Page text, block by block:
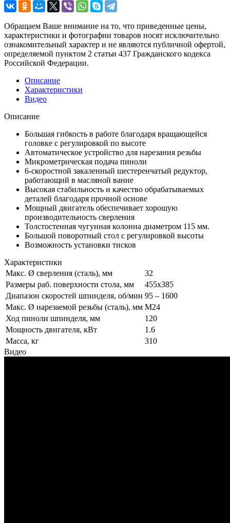
Обращаем Ваше внимание на то, что приведенные цены,
характеристики и фотографии товаров носят исключительно
ознакомительный характер и не являются публичной офертой,
определяемой пунктом 2 статьи 437 Гражданского кодекса
Российской Федерации.
Описание
Характеристики
Видео
Описание
Большая гибкость в работе благодаря вращающейся
головке с регулировкой по высоте
Автоматическое устройство для нарезания резьбы
Микрометрическая подача пиноли
6-скоростной закаленный шестеренчатый редуктор,
работающий в масляной ванне
Высокая стабильность и качество обрабатываемых
деталей благодаря прочной основе
Мощный двигатель обеспечивает хорошую
производительность сверления
Толстостенная чугунная колонна диаметром 115 мм.
Большой поворотный стол с регулировкой высоты
Возможность установки тисков
Характеристики
Макс. Ø сверления (сталь), мм
32
Размеры раб. поверхности стола, мм
455x385
Диапазон скоростей шпинделя, об/мин 95 – 1600
Макс. Ø нарезаемой резьбы (сталь), мм M24
Ход пиноли шпинделя, мм
120
Мощность двигателя, кВт
1.6
Масса, кг
310
Видео